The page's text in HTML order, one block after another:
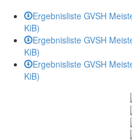
Ergebnisliste GVSH
KiB)
Ergebnisliste GVSH
KiB)
Ergebnisliste GVSH
KiB)